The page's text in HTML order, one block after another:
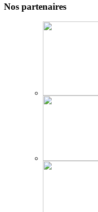
Nos partenaires